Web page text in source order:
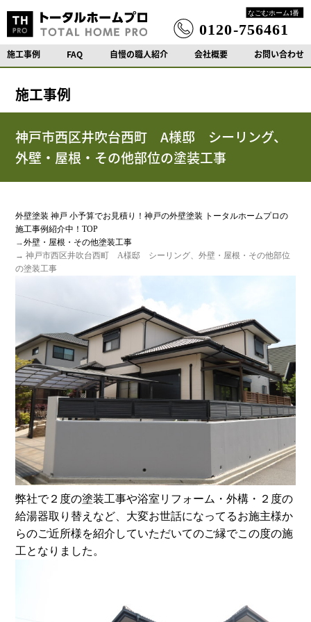
施工事例 FAQ 自慢の職人紹介 会社概要 お問い合わせ
施工事例
神戸市西区井吹台西町 A様邸 シーリング、
外壁・屋根・その他部位の塗装工事
外壁塗装 神戸 小予算でお見積り！神戸の外壁塗装 トータルホームプロの
施工事例紹介中！TOP
→外壁・屋根・その他塗装工事
→ 神戸市西区井吹台西町 A様邸 シーリング、外壁・屋根・その他部位
の塗装工事
弊社で２度の塗装工事や浴室リフォーム・外構・２度の
給湯器取り替えなど、大変お世話になってるお施主様か
らのご近所様を紹介していただいてのご縁でこの度の施
工となりました。